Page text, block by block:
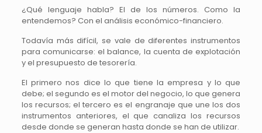
¿Qué lenguaje habla? El de los números. Como la
entendemos? Con el análisis económico-financiero.
Todavía más difícil, se vale de diferentes instrumentos
para comunicarse: el balance, la cuenta de explotación
y el presupuesto de tesorería.
El primero nos dice lo que tiene la empresa y lo que
debe; el segundo es el motor del negocio, lo que genera
los recursos; el tercero es el engranaje que une los dos
instrumentos anteriores, el que canaliza los recursos
desde donde se generan hasta donde se han de utilizar.